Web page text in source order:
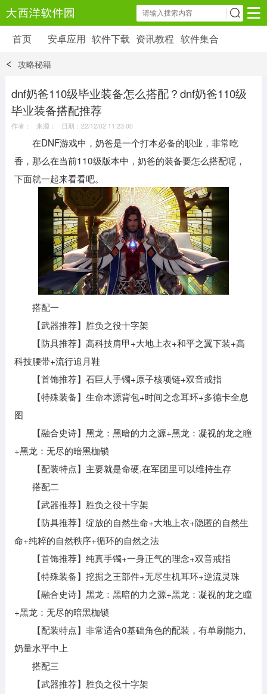
安卓应用 软件下载 资讯教程
6179 款应用
39 款应用
首页 安卓应用 软件下载 资讯教程 软件集合
攻略秘籍
dnf奶爸110级毕业装备怎么搭配？dnf奶爸110级
毕业装备搭配推荐
作者： 来源： 日期：22/12/02 11:23:00
在DNF游戏中，奶爸是一个打本必备的职业，非常吃
香，那么在当前110级版本中，奶爸的装备要怎么搭配呢，
下面就一起来看看吧。
搭配一
【武器推荐】胜负之役十字架
【防具推荐】高科技肩甲+大地上衣+和平之翼下装+高
科技腰带+流行追月鞋
【首饰推荐】石巨人手镯+原子核项链+双音戒指
【特殊装备】生命本源背包+时间之念耳环+多德卡全息
图
【融合史诗】黑龙：黑暗的力之源+黑龙：凝视的龙之瞳
+黑龙：无尽的暗黑枷锁
【配装特点】主要就是命硬,在军团里可以维持生存
搭配二
【武器推荐】胜负之役十字架
【防具推荐】绽放的自然生命+大地上衣+隐匿的自然生
命+纯粹的自然秩序+循环的自然之法
【首饰推荐】纯真手镯+一身正气的理念+双音戒指
【特殊装备】挖掘之王部件+无尽生机耳环+逆流灵珠
【融合史诗】黑龙：黑暗的力之源+黑龙：凝视的龙之瞳
+黑龙：无尽的暗黑枷锁
【配装特点】非常适合0基础角色的配装，有单刷能力,
奶量水平中上
搭配三
【武器推荐】胜负之役十字架